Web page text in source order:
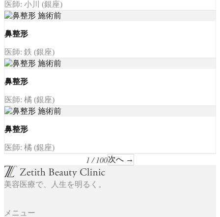
医師: 小川 (銀座)
鼻整形
医師: 鉄 (銀座)
鼻整形
医師: 橘 (銀座)
鼻整形
医師: 橘 (銀座)
1 / 100次へ →
美容医療で、人生を明るく。
メニュー